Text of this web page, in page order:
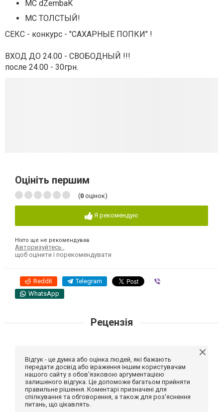
MC dZembaK
MC ТОЛСТЫЙ!
СЕКС - конкурс - "САХАРНЫЕ ПОПКИ" !
ВХОД ДО 24.00 - СВОБОДНЫЙ !!!
после 24.00 - 30грн.
Оцініть першим
(0 оцінок)
Я рекомендую
Ніхто ще не рекомендував
Авторизуйтесь
щоб оцінити і порекомендувати
Reddit Telegram
WhatsApp
Рецензія
Відгук - це думка або оцінка людей, які бажають
передати досвід або враження іншим користувачам
нашого сайту з обов'язковою аргументацією
залишеного відгука. Це допоможе багатьом прийняти
правильне рішення. Коментарі призначені для
спілкування та обговорення, а також для роз'яснення
питань, що цікавлять.